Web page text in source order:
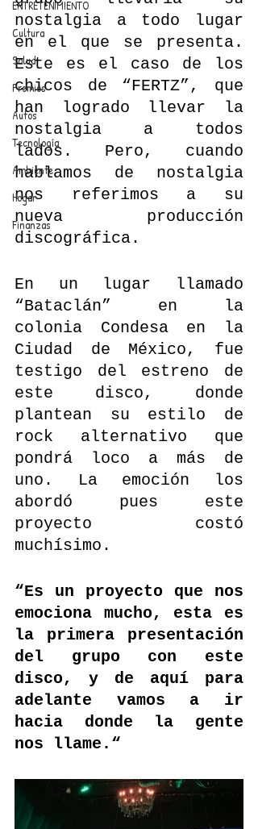
ENTRETENIMIENTO
Cultura
Salud
Premios
Autos
Tecnología
Ambiente
Hogar
Finanzas
nostalgia a todo lugar
en el que se presenta.
Este es el caso de los
chicos de “FERTZ”, que
han logrado llevar la
nostalgia a todos
lados. Pero, cuando
hablamos de nostalgia
nos referimos a su
nueva producción
discográfica.
En un lugar llamado
“Bataclán” en la
colonia Condesa en la
Ciudad de México, fue
testigo del estreno de
este disco, donde
plantean su estilo de
rock alternativo que
pondrá loco a más de
uno. La emoción los
abordó pues este
proyecto costó
muchísimo.
“Es un proyecto que nos
emociona mucho, esta es
la primera presentación
del grupo con este
disco, y de aquí para
adelante vamos a ir
hacia donde la gente
nos llame.“